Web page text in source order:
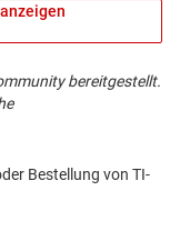
bereitgestellt.
Bestellung von TI-